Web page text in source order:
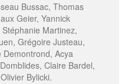
Bussac, Thomas
Geier, Yannick
Martinez,
Grégoire Justeau,
Demontrond, Acya
Claire Bardel,
Bylicki.